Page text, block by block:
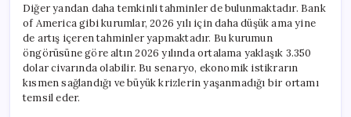
Diğer yandan daha temkinli tahminler de bulunmaktadır. Bank
of America gibi kurumlar, 2026 yılı için daha düşük ama yine
de artış içeren tahminler yapmaktadır. Bu kurumun
öngörüsüne göre altın 2026 yılında ortalama yaklaşık 3.350
dolar civarında olabilir. Bu senaryo, ekonomik istikrarın
kısmen sağlandığı ve büyük krizlerin yaşanmadığı bir ortamı
temsil eder.